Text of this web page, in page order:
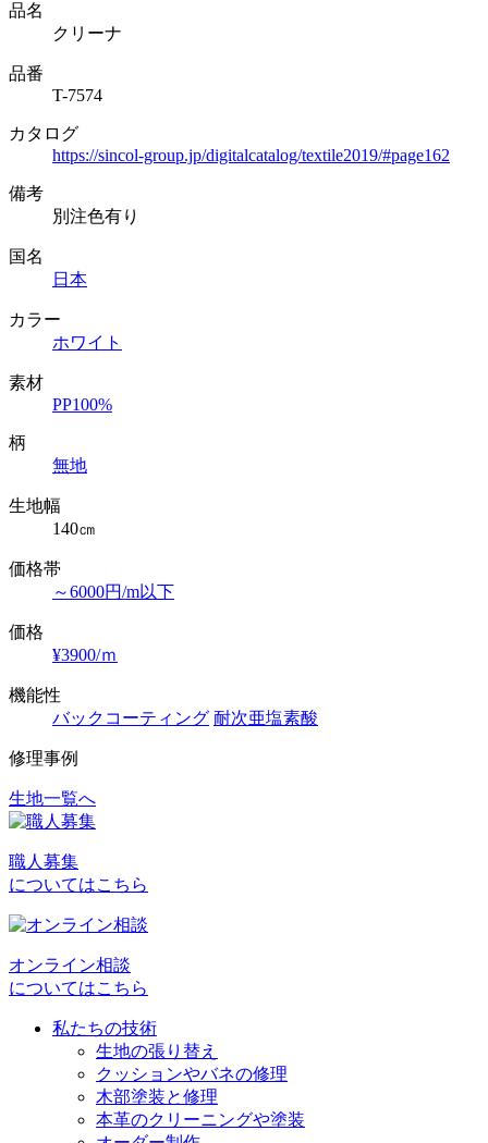
品名
クリーナ
品番
T-7574
カタログ
https://sincol-group.jp/digitalcatalog/textile2019/#page162
備考
別注色有り
国名
日本
カラー
ホワイト
素材
PP100%
柄
無地
生地幅
140㎝
価格帯
～6000円/m以下
価格
¥3900/ｍ
機能性
バックコーティング 耐次亜塩素酸
修理事例
投
ナ
ビ
ー
生地一覧へ
職人募集
についてはこちら
オンライン相談
についてはこちら
私たちの技術
生地の張り替え
クッションやバネの修理
木部塗装と修理
本革のクリーニングや塗装